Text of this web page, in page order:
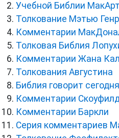
Учебной Библии
Толкование Мэтью
Комментарии
Толковая Библия
Комментарии Жана
Толкования Августина
Библия говорит сегодня
Комментарии
Комментарии Баркли
Серия комментариев